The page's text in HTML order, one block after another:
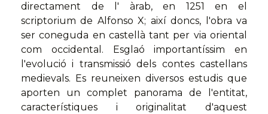
directament de l' àrab, en 1251 en el
scriptorium de Alfonso X; així doncs, l'obra va
ser coneguda en castellà tant per via oriental
com occidental. Esglaó importantíssim en
l'evolució i transmissió dels contes castellans
medievals. Es reuneixen diversos estudis que
aporten un complet panorama de l'entitat,
característiques i originalitat d'aquest